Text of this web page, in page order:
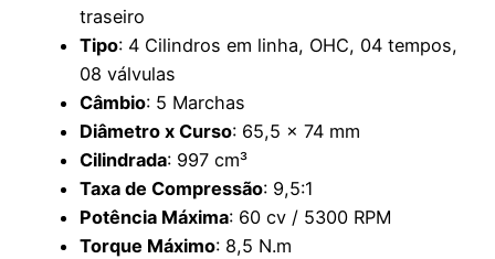
traseiro
Tipo: 4 Cilindros em linha, OHC, 04 tempos,
08 válvulas
Câmbio: 5 Marchas
Diâmetro x Curso: 65,5 x 74 mm
Cilindrada: 997 cm³
Taxa de Compressão: 9,5:1
Potência Máxima: 60 cv / 5300 RPM
Torque Máximo: 8,5 N.m